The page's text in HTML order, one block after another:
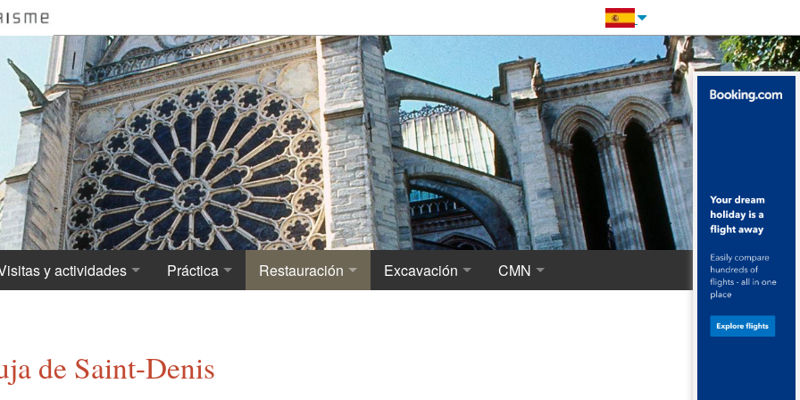
y actividades
Visitas para personas con discapacidad
Práctica
Restauración
Excavación
CMN
El Centro de Monumentos Nacionales
de Saint-Denis